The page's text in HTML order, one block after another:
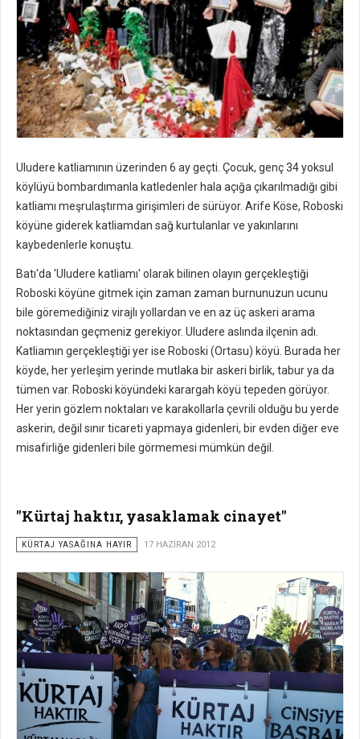
Uludere katliamının üzerinden 6 ay geçti. Çocuk, genç 34 yoksul
köylüyü bombardımanla katledenler hala açığa çıkarılmadığı gibi
katliamı meşrulaştırma girişimleri de sürüyor. Arife Köse, Roboski
köyüne giderek katliamdan sağ kurtulanlar ve yakınlarını
kaybedenlerle konuştu.
Batı'da 'Uludere katliamı' olarak bilinen olayın gerçekleştiği
Roboski köyüne gitmek için zaman zaman burnunuzun ucunu
bile göremediğiniz virajlı yollardan ve en az üç askeri arama
noktasından geçmeniz gerekiyor. Uludere aslında ilçenin adı.
Katliamın gerçekleştiği yer ise Roboski (Ortasu) köyü. Burada her
köyde, her yerleşim yerinde mutlaka bir askeri birlik, tabur ya da
tümen var. Roboski köyündeki karargah köyü tepeden görüyor.
Her yerin gözlem noktaları ve karakollarla çevrili olduğu bu yerde
askerin, değil sınır ticareti yapmaya gidenleri, bir evden diğer eve
misafirliğe gidenleri bile görmemesi mümkün değil.
"Kürtaj haktır, yasaklamak cinayet"
KÜRTAJ YASAĞINA HAYIR 17 HAZIRAN 2012